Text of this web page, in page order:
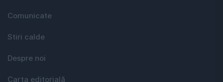
Comunicate
Stiri calde
Despre noi
Carta editorială